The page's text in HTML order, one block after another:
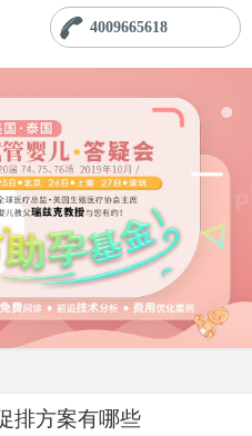
4009665618
排方案有哪些